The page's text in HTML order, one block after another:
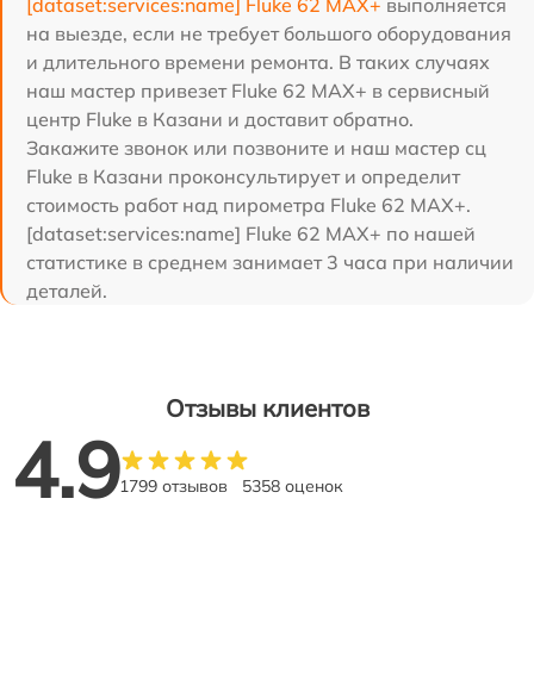
[dataset:services:name] Fluke 62 MAX+ выполняется
на выезде, если не требует большого оборудования
и длительного времени ремонта. В таких случаях
наш мастер привезет Fluke 62 MAX+ в сервисный
центр Fluke в Казани и доставит обратно.
Закажите звонок или позвоните и наш мастер сц
Fluke в Казани проконсультирует и определит
стоимость работ над пирометра Fluke 62 MAX+.
[dataset:services:name] Fluke 62 MAX+ по нашей
статистике в среднем занимает 3 часа при наличии
деталей.
Отзывы клиентов
4.91799 отзывов 5358 оценок